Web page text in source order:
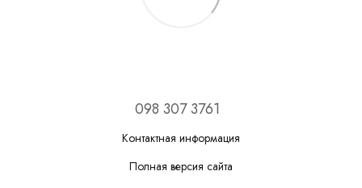
098 307 3761
Контактная информация
Полная версия сайта